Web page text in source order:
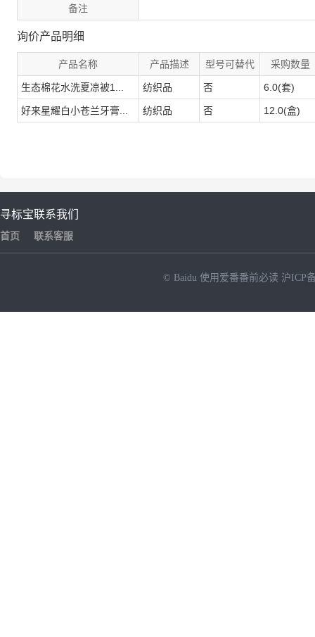
备注
询价产品明细
产品名称 产品描述 型号可替代 采购数量
生态棉花水洗夏凉被1... 纺织品 否 6.0(套)
好来星耀白小苍兰牙膏... 纺织品 否 12.0(盒)
寻标宝
首页
联系我们
联系客服
© Baidu 使用爱番番前必读 沪ICP